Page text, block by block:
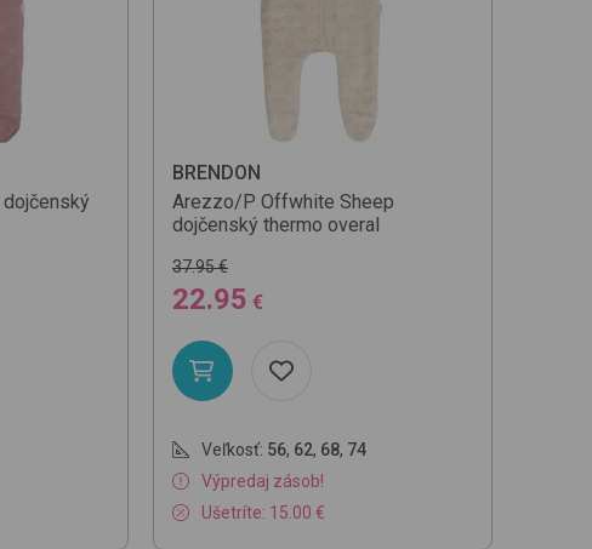
dojčenský
BRENDON
Arezzo/P Offwhite Sheep
dojčenský thermo overal
37.95 €
22.95 €
Veľkosť: 56, 62, 68, 74
Výpredaj zásob!
Ušetríte: 15.00 €